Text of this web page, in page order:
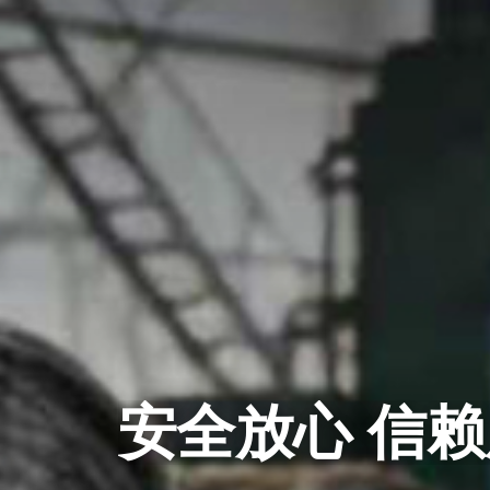
安全放心 信